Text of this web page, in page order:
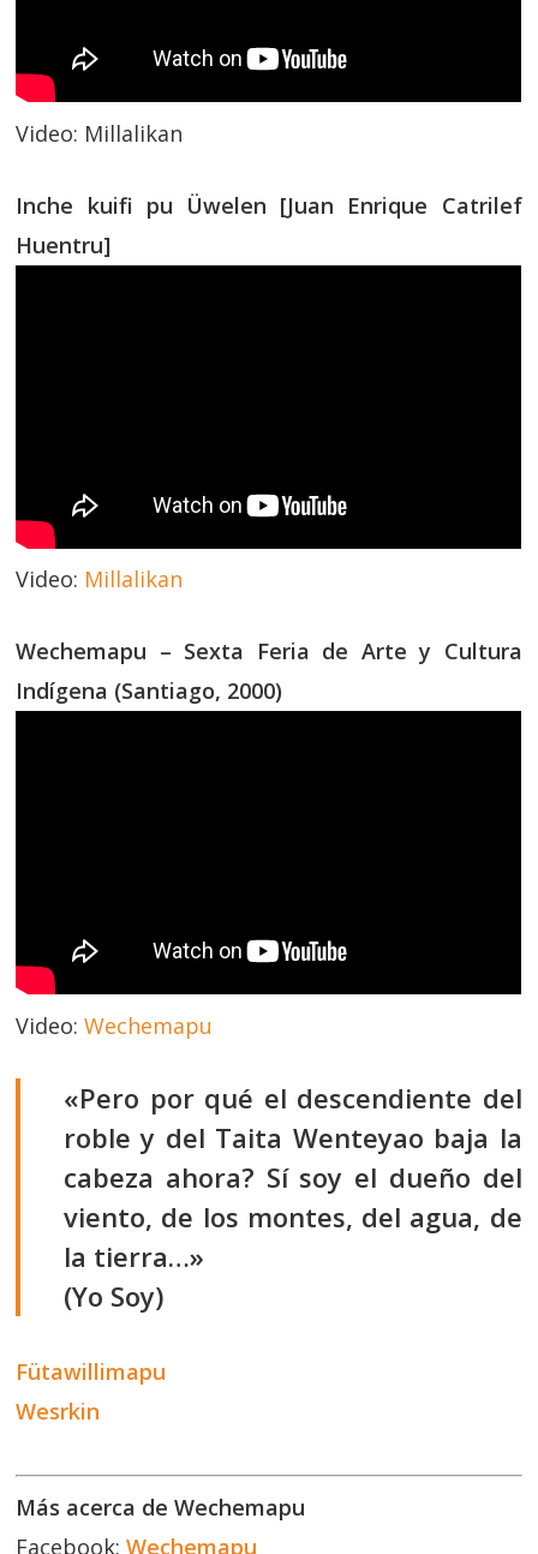
Video: Millalikan
Inche kuifi pu Üwelen [Juan Enrique Catrilef
Huentru]
Video: Millalikan
Wechemapu – Sexta Feria de Arte y Cultura
Indígena (Santiago, 2000)
Video:Wechemapu
«Pero por qué el descendiente del
roble y del Taita Wenteyao baja la
cabeza ahora? Sí soy el dueño del
viento, de los montes, del agua, de
la tierra…»
(Yo Soy)
Fütawillimapu
Wesrkin
Más acerca de Wechemapu
Facebook: Wechemapu